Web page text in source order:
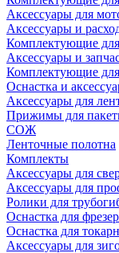
Аксессуары для
Аксессуары и
Комплектующие
Аксессуары и
Комплектующие
Оснастка и
Аксессуары для
Прижимы для
СОЖ
Ленточные полотна
Комплекты
Аксессуары для
Аксессуары для
Ролики для
Оснастка для
Оснастка для
Аксессуары для